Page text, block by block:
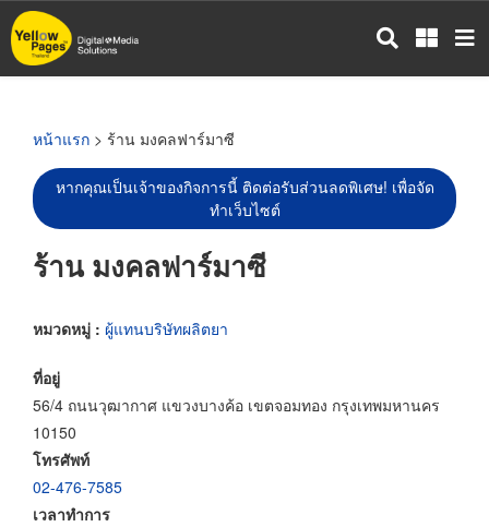
ข้าม
ไป
หน้าแรก > ร้าน มงคลฟาร์มาซี
หากคุณเป็นเจ้าของกิจการนี้ ติดต่อรับส่วนลดพิเศษ! เพื่อจัด
ทำเว็บไซต์
ร้าน มงคลฟาร์มาซี
หมวดหมู่ : ผู้แทนบริษัทผลิตยา
ที่อยู่
56/4 ถนนวุฒากาศ แขวงบางค้อ เขตจอมทอง กรุงเทพมหานคร
10150
โทรศัพท์
02-476-7585
เวลาทำการ